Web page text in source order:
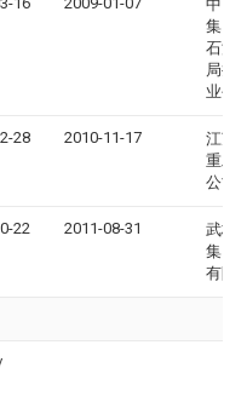
中国
集团
石油
局井
业公
28 2010-11-17
江苏
重工
公司
22 2011-08-31
武桥
集团
有限